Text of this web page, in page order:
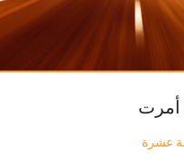
أمرت
عشرة